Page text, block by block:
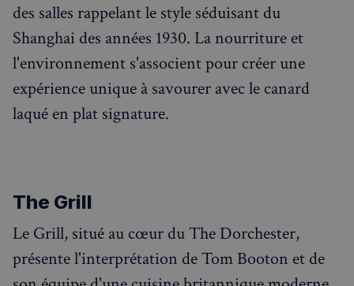
des salles rappelant le style séduisant du
Shanghai des années 1930. La nourriture et
l'environnement s'associent pour créer une
expérience unique à savourer avec le canard
laqué en plat signature.
The Grill
Le Grill, situé au cœur du The Dorchester,
présente l'interprétation de Tom Booton et de